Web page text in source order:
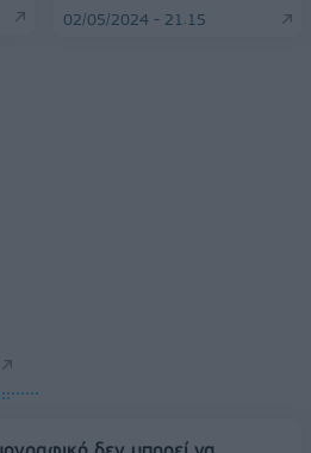
02/05/2024 - 21:15